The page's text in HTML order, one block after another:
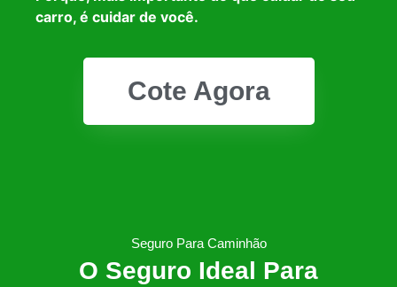
carro, é cuidar de você.
Cote Agora
Seguro Para Caminhão
O Seguro Ideal Para